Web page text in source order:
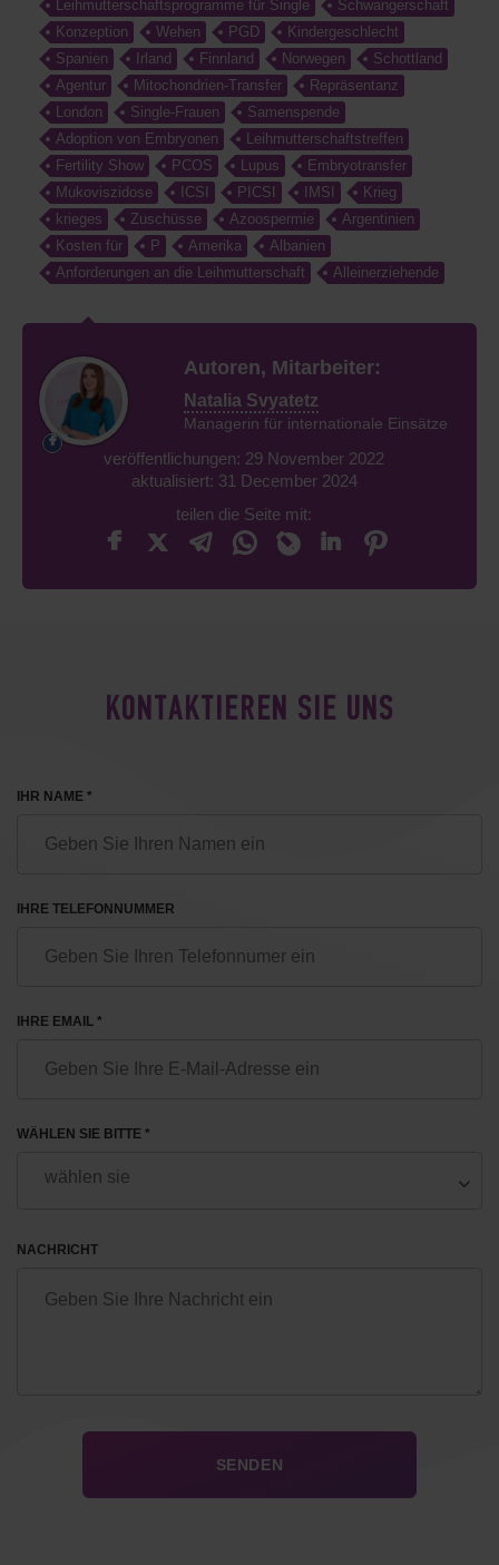
Leihmutterschaftsprogramme für Single
Schwangerschaft
Konzeption
Wehen PGD
Kindergeschlecht
Spanien
Irland Finnland Norwegen
Schottland
Agentur
Mitochondrien-Transfer
Repräsentanz
London
Single-Frauen
Samenspende
Adoption von Embryonen
Leihmutterschaftstreffen
Fertility Show
PCOS Lupus
Embryotransfer
Mukoviszidose
ICSI PICSI IMSI
Krieg
krieges
Zuschüsse Azoospermie
Argentinien
Kosten für
P Amerika
Albanien
Anforderungen an die Leihmutterschaft
Alleinerziehende
Autoren, Mitarbeiter:
Natalia Svyatetz
Managerin für internationale Einsätze
veröffentlichungen: 29 November 2022
aktualisiert: 31 December 2024
teilen die Seite mit:
KONTAKTIEREN SIE UNS
IHR NAME *
IHRE TELEFONNUMMER
IHRE EMAIL *
WÄHLEN SIE BITTE *
NACHRICHT